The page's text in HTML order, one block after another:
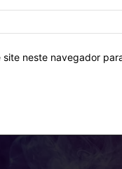
site neste navegador